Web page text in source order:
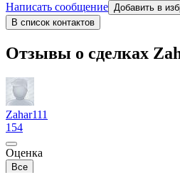
Написать сообщение Добавить в
В список контактов
Отзывы о сделках
Zahar111
154
Оценка
Все